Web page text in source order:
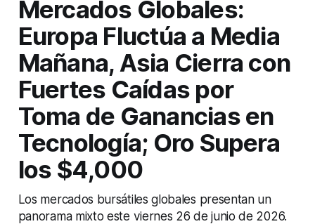
Mercados Globales:
Europa Fluctúa a Media
Mañana, Asia Cierra con
Fuertes Caídas por
Toma de Ganancias en
Tecnología; Oro Supera
los $4,000
Los mercados bursátiles globales presentan un
panorama mixto este viernes 26 de junio de 2026.